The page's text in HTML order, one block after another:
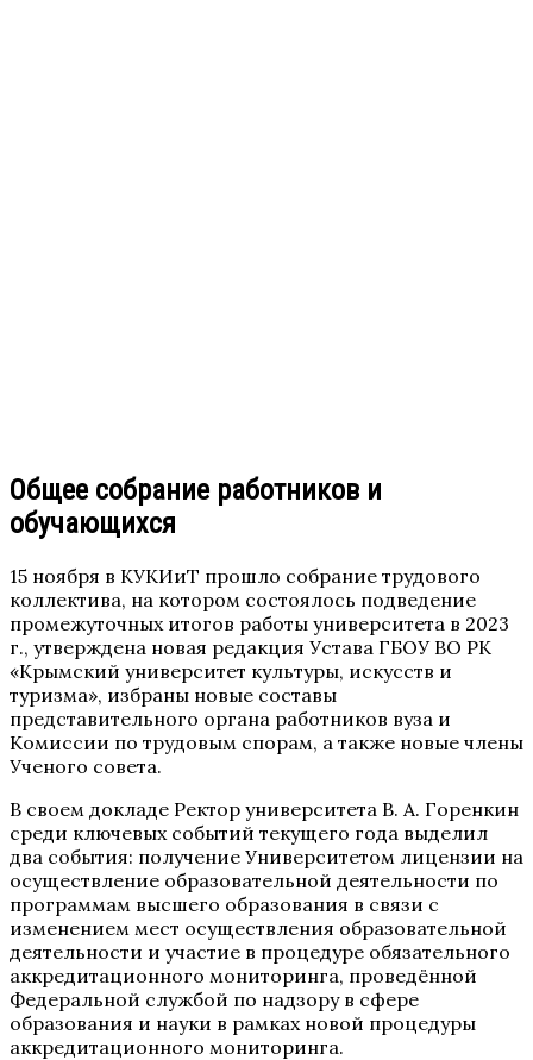
Общее собрание работников и
обучающихся
15 ноября в КУКИиТ прошло собрание трудового
коллектива, на котором состоялось подведение
промежуточных итогов работы университета в 2023
г., утверждена новая редакция Устава ГБОУ ВО РК
«Крымский университет культуры, искусств и
туризма», избраны новые составы
представительного органа работников вуза и
Комиссии по трудовым спорам, а также новые члены
Ученого совета.
В своем докладе Ректор университета В. А. Горенкин
среди ключевых событий текущего года выделил
два события: получение Университетом лицензии на
осуществление образовательной деятельности по
программам высшего образования в связи с
изменением мест осуществления образовательной
деятельности и участие в процедуре обязательного
аккредитационного мониторинга, проведённой
Федеральной службой по надзору в сфере
образования и науки в рамках новой процедуры
аккредитационного мониторинга.